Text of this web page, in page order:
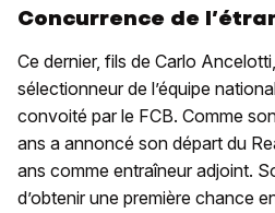
Concurrence de
Ce dernier, fils de Carlo
sélectionneur de l’équipe
convoité par le FCB. Comme
ans a annoncé son départ du
ans comme entraîneur adjoint.
d’obtenir une première chance